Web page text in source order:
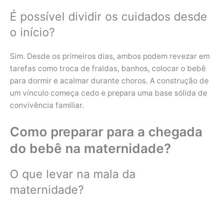
É possível dividir os cuidados desde
o início?
Sim. Desde os primeiros dias, ambos podem revezar em
tarefas como troca de fraldas, banhos, colocar o bebê
para dormir e acalmar durante choros. A construção de
um vínculo começa cedo e prepara uma base sólida de
convivência familiar.
Como preparar para a chegada
do bebê na maternidade?
O que levar na mala da
maternidade?